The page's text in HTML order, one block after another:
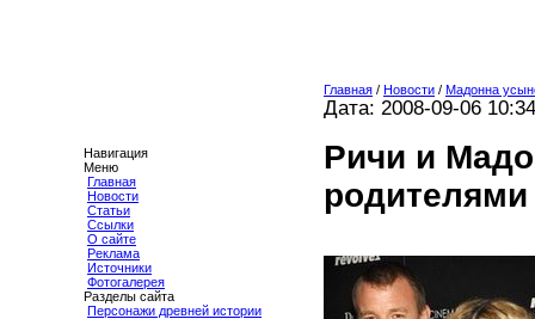
Навигация
Меню
Главная
Новости
Статьи
Ссылки
О сайте
Реклама
Источники
Фотогалерея
Разделы сайта
Персонажи древней истории
Главная / Новости / Мадонна
Дата: 2008-09-06 10:34
Ричи и